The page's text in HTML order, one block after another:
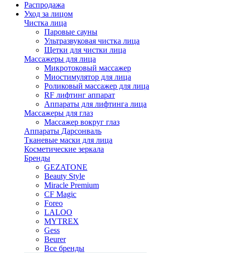
Распродажа
Уход за лицом
Чистка лица
Паровые сауны
Ультразвуковая чистка лица
Щетки для чистки лица
Массажеры для лица
Микротоковый массажер
Миостимулятор для лица
Роликовый массажер для лица
RF лифтинг аппарат
Аппараты для лифтинга лица
Массажеры для глаз
Массажер вокруг глаз
Аппараты Дарсонваль
Тканевые маски для лица
Косметические зеркала
Бренды
GEZATONE
Beauty Style
Miracle Premium
CF Magic
Foreo
LALOO
MYTREX
Gess
Beurer
Все бренды